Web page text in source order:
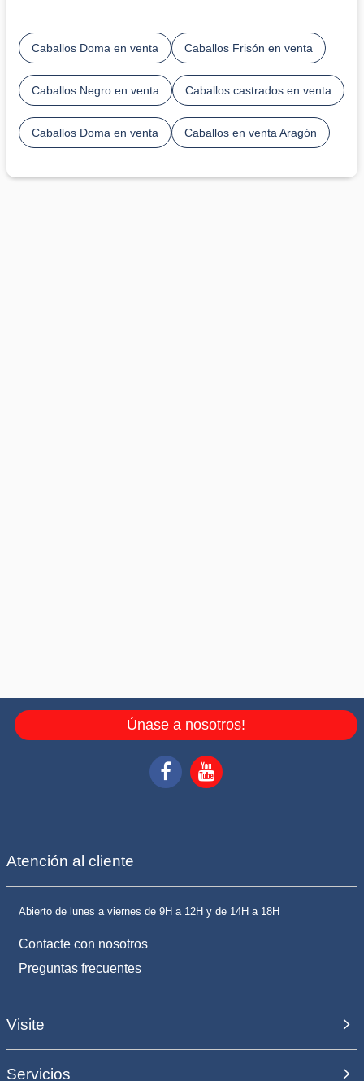
Caballos Doma en venta Caballos Frisón en venta
Caballos Negro en venta Caballos castrados en venta
Caballos Doma en venta Caballos en venta Aragón
Únase a nosotros!
Atención al cliente
Abierto de lunes a viernes de 9H a 12H y de 14H a 18H
Contacte con nosotros
Preguntas frecuentes
Visite
Servicios